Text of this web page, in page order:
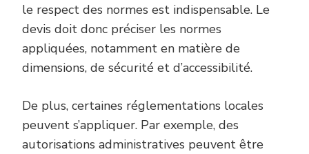
le respect des normes est indispensable. Le
devis doit donc préciser les normes
appliquées, notamment en matière de
dimensions, de sécurité et d’accessibilité.
De plus, certaines réglementations locales
peuvent s’appliquer. Par exemple, des
autorisations administratives peuvent être